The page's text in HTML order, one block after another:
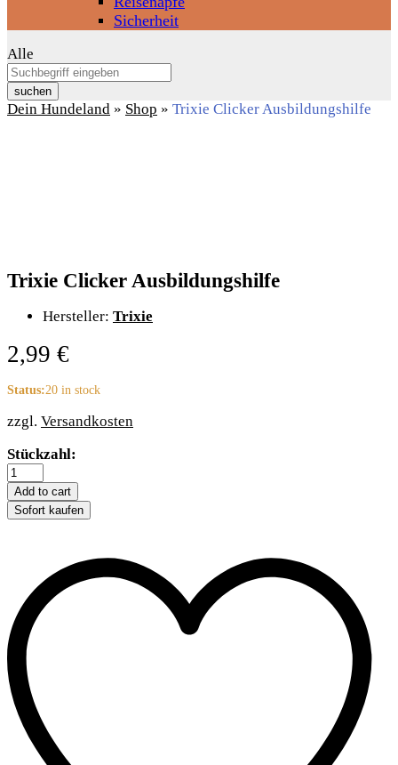
Sicherheit
Alle
suchen
Dein Hundeland » Shop » Trixie Clicker Ausbildungshilfe
Trixie Clicker Ausbildungshilfe
Hersteller: Trixie
2,99 €
Status:20 in stock
zzgl. Versandkosten
Trixie
Clicker
Ausbildungshilfe
quantity
Stückzahl:
Add to cart
Sofort kaufen